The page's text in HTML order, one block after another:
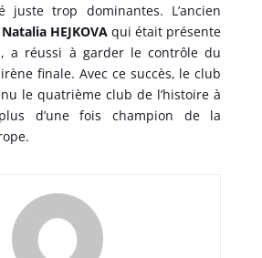
juste trop dominantes. L’ancien
Natalia HEJKOVAqui était présente
a réussi à garder le contrôle du
finale. Avec ce succès, le club
le quatrième club de l’histoire à
d’une fois champion de la